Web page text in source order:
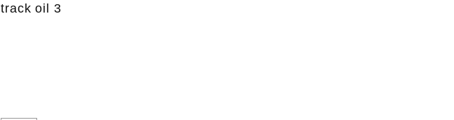
track oil 3